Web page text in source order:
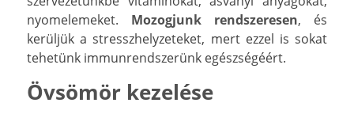
nyomelemeket. Mozogjunk rendszeresen, és
kerüljük a stresszhelyzeteket, mert ezzel is sokat
tehetünk immunrendszerünk egészségéért.
Övsömör kezelése